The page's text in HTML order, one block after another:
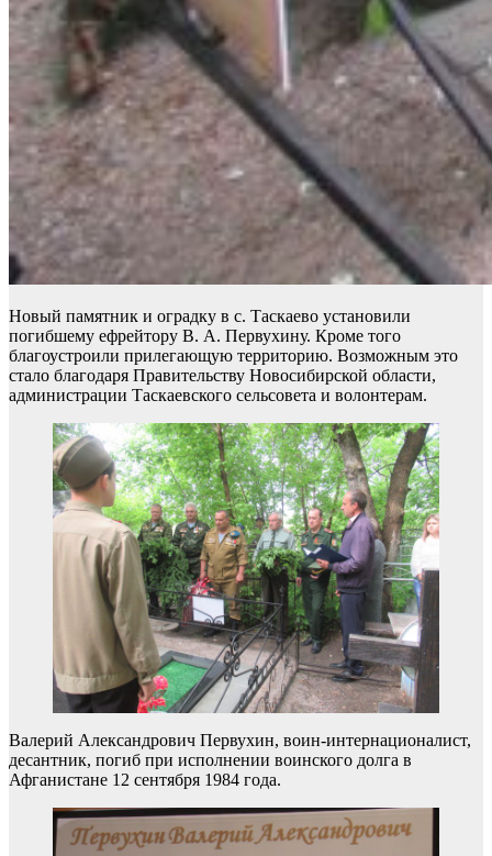
Новый памятник и оградку в с. Таскаево установили
погибшему ефрейтору В. А. Первухину. Кроме того
благоустроили прилегающую территорию. Возможным это
стало благодаря Правительству Новосибирской области,
администрации Таскаевского сельсовета и волонтерам.
Валерий Александрович Первухин, воин-интернационалист,
десантник, погиб при исполнении воинского долга в
Афганистане 12 сентября 1984 года.